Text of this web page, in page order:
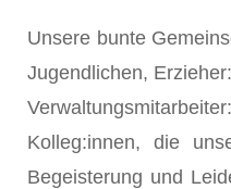
Unsere bunte
Jugendlichen,
Kolleg:innen, die
Begeisterung und